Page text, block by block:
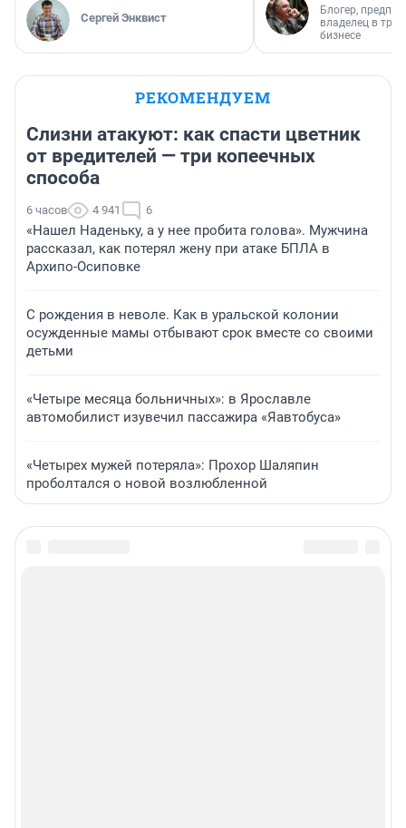
Сергей Энквист
Блогер,
владелец в
бизнесе
РЕКОМЕНДУЕМ
Слизни атакуют: как спасти цветник
от вредителей — три копеечных
способа
6 часов 4 941 6
«Нашел Наденьку, а у нее пробита голова». Мужчина
рассказал, как потерял жену при атаке БПЛА в
Архипо-Осиповке
С рождения в неволе. Как в уральской колонии
осужденные мамы отбывают срок вместе со своими
детьми
«Четыре месяца больничных»: в Ярославле
автомобилист изувечил пассажира «Яавтобуса»
«Четырех мужей потеряла»: Прохор Шаляпин
проболтался о новой возлюбленной